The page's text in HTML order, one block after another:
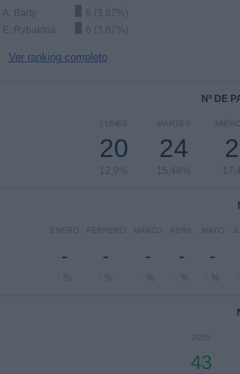
A. Barty
6 (3,87%)
E. Rybakina
6 (3,87%)
Ver ranking completo
Nº DE
LUNES
20
12,9%
MARTES
24
15,48%
ENERO
-
- %
FEBRERO
-
- %
MARZO
-
- %
ABRIL
-
- %
MAYO
-
- %
2025
43